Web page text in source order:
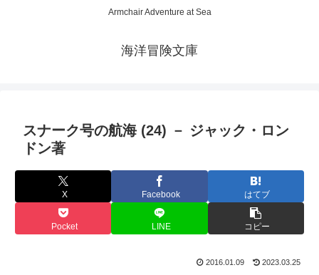
Armchair Adventure at Sea
海洋冒険文庫
スナーク号の航海 (24) － ジャック・ロン
ドン著
X Facebook はてブ
Pocket LINE コピー
2016.01.09 2023.03.25